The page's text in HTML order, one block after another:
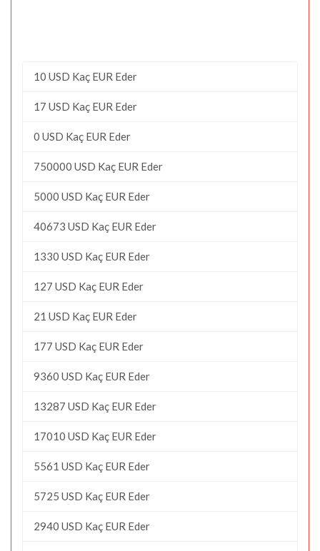
10 USD Kaç EUR Eder
17 USD Kaç EUR Eder
0 USD Kaç EUR Eder
750000 USD Kaç EUR Eder
5000 USD Kaç EUR Eder
40673 USD Kaç EUR Eder
1330 USD Kaç EUR Eder
127 USD Kaç EUR Eder
21 USD Kaç EUR Eder
177 USD Kaç EUR Eder
9360 USD Kaç EUR Eder
13287 USD Kaç EUR Eder
17010 USD Kaç EUR Eder
5561 USD Kaç EUR Eder
5725 USD Kaç EUR Eder
2940 USD Kaç EUR Eder